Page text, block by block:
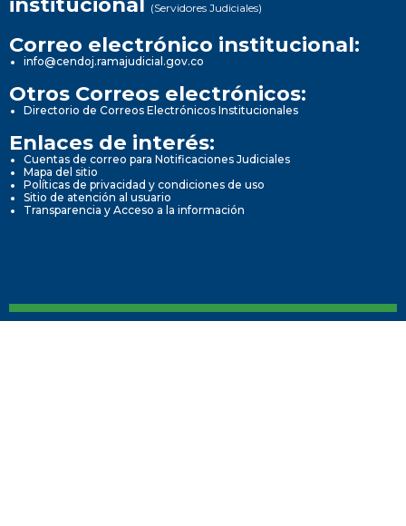
(Servidores Judiciales)
Correo electrónico institucional:
info@cendoj.ramajudicial.gov.co
Otros Correos electrónicos:
Directorio de Correos Electrónicos Institucionales
Enlaces de interés:
Cuentas de correo para Notificaciones Judiciales
Mapa del sitio
Políticas de privacidad y condiciones de uso
Sitio de atención al usuario
Transparencia y Acceso a la información